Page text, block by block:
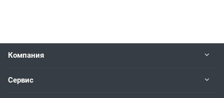
Компания
Сервис